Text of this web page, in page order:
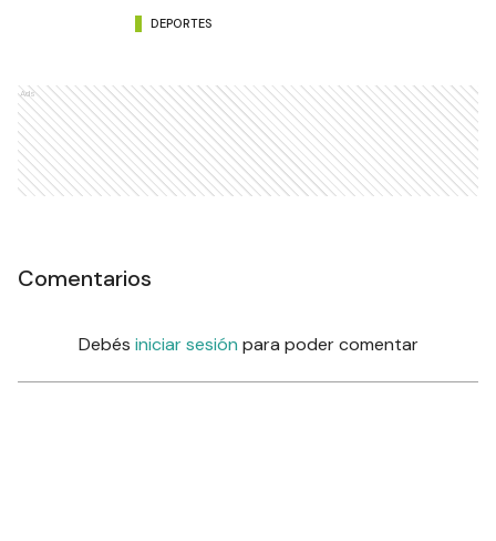
DEPORTES
Ads
Comentarios
Debés iniciar sesión para poder comentar